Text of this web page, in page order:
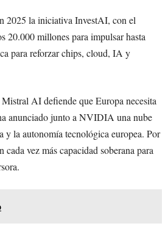
2025 la iniciativa InvestAI, con el
20.000 millones para impulsar hasta
para reforzar chips, cloud, IA y
AI defiende que Europa necesita
anunciado junto a NVIDIA una nube
la autonomía tecnológica europea. Por
vez más capacidad soberana para